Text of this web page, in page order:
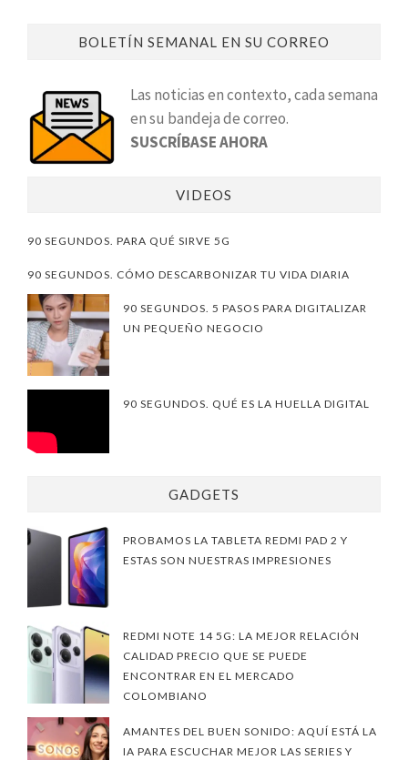
BOLETÍN SEMANAL EN SU CORREO
Las noticias en contexto, cada semana
en su bandeja de correo.
SUSCRÍBASE AHORA
VIDEOS
90 SEGUNDOS. PARA QUÉ SIRVE 5G
90 SEGUNDOS. CÓMO DESCARBONIZAR TU VIDA DIARIA
90 SEGUNDOS. 5 PASOS PARA DIGITALIZAR
UN PEQUEÑO NEGOCIO
90 SEGUNDOS. QUÉ ES LA HUELLA DIGITAL
GADGETS
PROBAMOS LA TABLETA REDMI PAD 2 Y
ESTAS SON NUESTRAS IMPRESIONES
REDMI NOTE 14 5G: LA MEJOR RELACIÓN
CALIDAD PRECIO QUE SE PUEDE
ENCONTRAR EN EL MERCADO
COLOMBIANO
AMANTES DEL BUEN SONIDO: AQUÍ ESTÁ LA
IA PARA ESCUCHAR MEJOR LAS SERIES Y